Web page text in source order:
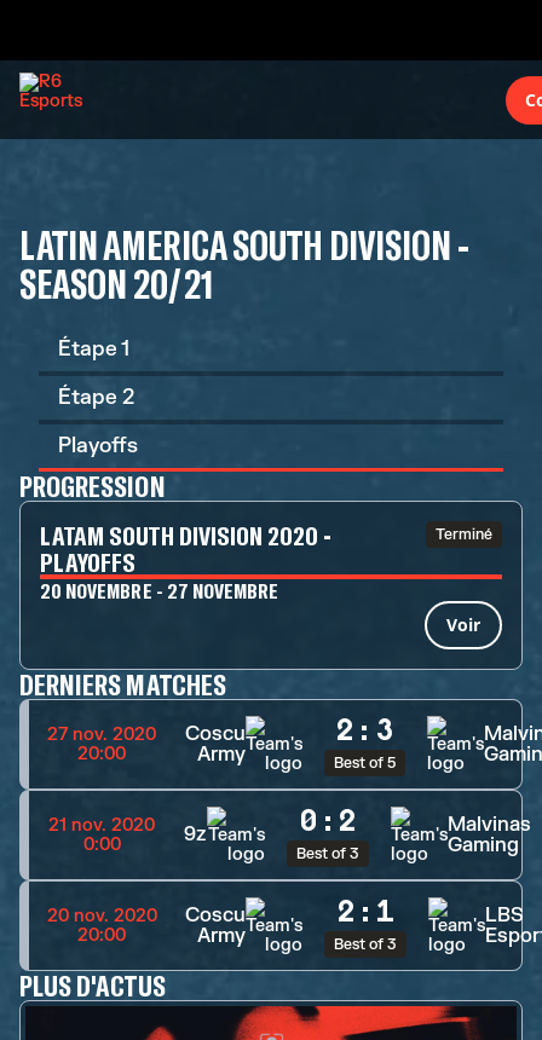
LATIN AMERICA SOUTH DIVISION -
SEASON 20/21
Étape 1
Étape 2
Playoffs
PROGRESSION
LATAM SOUTH DIVISION 2020 -
PLAYOFFS
Terminé
20 NOVEMBRE - 27 NOVEMBRE
Voir
DERNIERS MATCHES
27 nov. 2020
20:00
Coscu
Army
2 : 3
Best of 5
21 nov. 2020
0:00
9z 0 : 2
Best of 3
Malvinas
Gaming
20 nov. 2020
20:00
Coscu
Army
2 : 1
Best of 3
LBS
PLUS D'ACTUS